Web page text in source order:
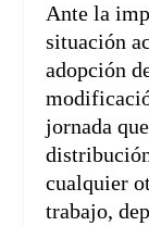
Ante la
situación
adopción
jornada
cualquier
trabajo,